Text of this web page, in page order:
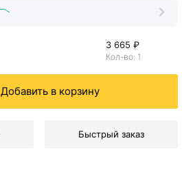
3 665 ₽
Кол-во: 1
Добавить в корзину
Быстрый заказ